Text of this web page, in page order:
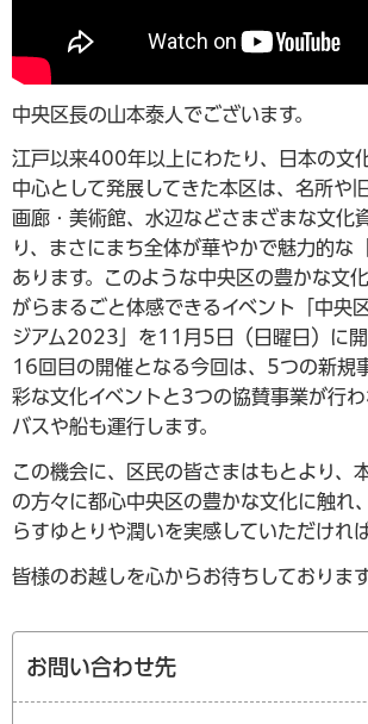
中央区長の山本泰人でございます。
江戸以来400年以上にわたり、日本の文
中心として発展してきた本区は、名所や
画廊・美術館、水辺などさまざまな文化
り、まさにまち全体が華やかで魅力的な
あります。このような中央区の豊かな文
がらまるごと体感できるイベント「中央
ジアム2023」を11月5日（日曜日）に開
16回目の開催となる今回は、5つの新規
彩な文化イベントと3つの協賛事業が行
バスや船も運行します。
この機会に、区民の皆さまはもとより、
の方々に都心中央区の豊かな文化に触れ
らすゆとりや潤いを実感していただければ
皆様のお越しを心からお待ちしております
お問い合わせ先